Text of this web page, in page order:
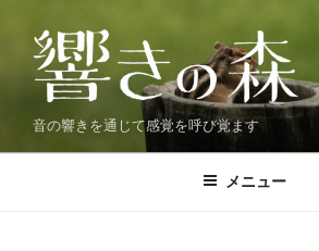
音の響きを通じて感覚を呼び覚ます
メニュー